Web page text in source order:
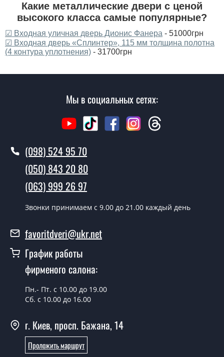
Какие металлические двери с ценой
высокого класса самые популярные?
☑ Входная уличная дверь Дионис Фанера - 51000грн
☑ Входная дверь «Сплинтер», 115 мм толщина полотна
(4 контура уплотнения) - 31700грн
Мы в социальных сетях:
(098) 524 95 70
(050) 843 20 80
(063) 999 26 97
Звонки принимаем c 9.00 до 21.00 каждый день
favoritdveri@ukr.net
График работы
фирменого салона:
Пн.- Пт. с 10.00 до 19.00
Сб. с 10.00 до 16.00
г. Киев, просп. Бажана, 14
Проложить маршрут